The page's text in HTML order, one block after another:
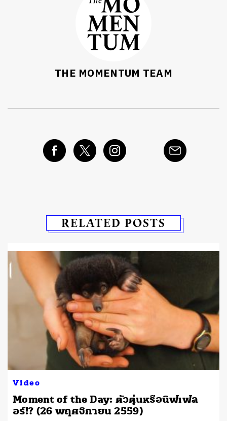
THE MOMENTUM TEAM
RELATED POSTS
Video
Moment of the Day: ตัวตุ่นหรือนิฟเฟล
อร์!? (26 พฤศจิกายน 2559)